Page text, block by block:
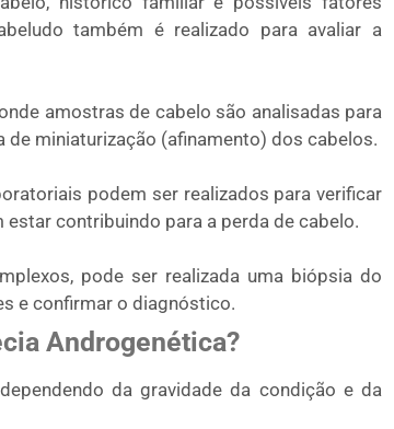
também é realizado para avaliar a
amostras de cabelo são analisadas para
miniaturização (afinamento) dos cabelos.
podem ser realizados para verificar
contribuindo para a perda de cabelo.
pode ser realizada uma biópsia do
e confirmar o diagnóstico.
Androgenética?
da gravidade da condição e da